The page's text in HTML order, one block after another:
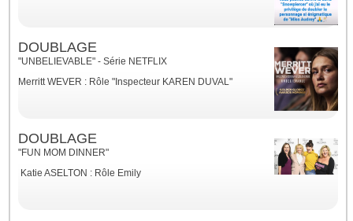
DOUBLAGE
"UNBELIEVABLE" - Série NETFLIX
Merritt WEVER : Rôle "Inspecteur KAREN DUVAL"
DOUBLAGE
"FUN MOM DINNER"
Katie ASELTON : Rôle Emily